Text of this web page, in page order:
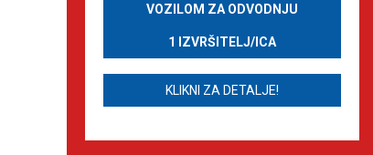
VOZILOM ZA ODVODNJU
1 IZVRŠITELJ/ICA
KLIKNI ZA DETALJE!